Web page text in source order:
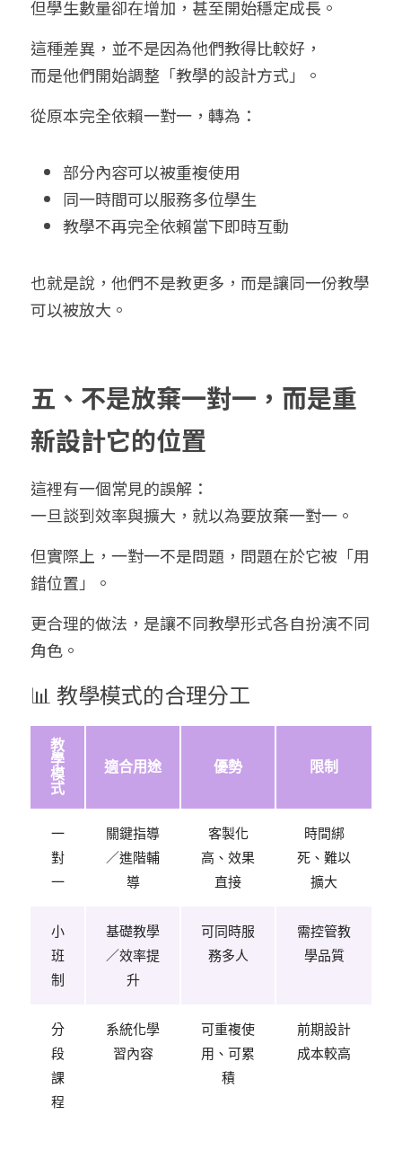
但學生數量卻在增加，甚至開始穩定成長。
這種差異，並不是因為他們教得比較好，
而是他們開始調整「教學的設計方式」。
從原本完全依賴一對一，轉為：
部分內容可以被重複使用
同一時間可以服務多位學生
教學不再完全依賴當下即時互動
也就是說，他們不是教更多，而是讓同一份教學
可以被放大。
五、不是放棄一對一，而是重
新設計它的位置
這裡有一個常見的誤解：
一旦談到效率與擴大，就以為要放棄一對一。
但實際上，一對一不是問題，問題在於它被「用
錯位置」。
更合理的做法，是讓不同教學形式各自扮演不同
角色。
📊 教學模式的合理分工
教
學
模
式
適合用途 優勢 限制
一
對
一
關鍵指導
／進階輔
導
客製化
高、效果
直接
時間綁
死、難以
擴大
小
班
制
基礎教學
／效率提
升
可同時服
務多人
需控管教
學品質
分
段
課
程
系統化學
習內容
可重複使
用、可累
積
前期設計
成本較高